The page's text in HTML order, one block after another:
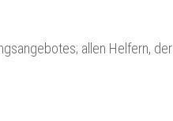
allen Helfern, der